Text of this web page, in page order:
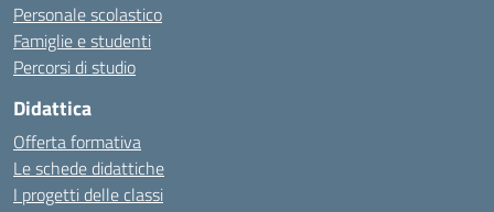
Personale scolastico
Famiglie e studenti
Percorsi di studio
Didattica
Offerta formativa
Le schede didattiche
I progetti delle classi